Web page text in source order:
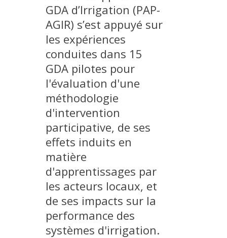
IMPLANTATIONS GÉOGRAPHIQUES
PROJETS EN COURS
PROJETS TERMINÉS
NOS RÉSEAUX SCIENTIFIQUES ET TECHNIQUES
SÉMINAIRES RÉGULIERS
FORMATION
MASTER
INGÉNIEUR
FORMATION CONTINUE
FORMATION DOCTORALE
THÈSES EN COURS
PRODUCTION
MÉTHODES ET OUTILS
LOGICIELS
GDA d’Irrigation (PAP-
AGIR) s’est appuyé sur
les expériences
conduites dans 15
GDA pilotes pour
l'évaluation d'une
méthodologie
d'intervention
participative, de ses
effets induits en
matière
d'apprentissages par
les acteurs locaux, et
de ses impacts sur la
performance des
systèmes d'irrigation.